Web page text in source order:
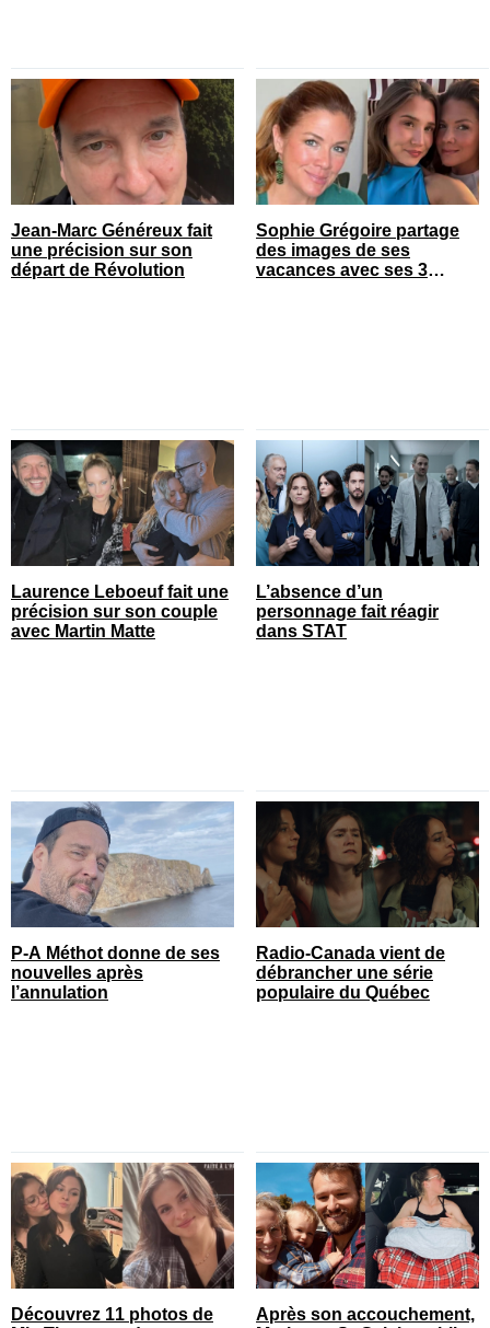
Jean-Marc Généreux fait
une précision sur son
départ de Révolution
Sophie Grégoire partage
des images de ses
vacances avec ses 3
Laurence Leboeuf fait une
précision sur son couple
avec Martin Matte
L’absence d’un
personnage fait réagir
dans STAT
P-A Méthot donne de ses
nouvelles après
l’annulation
Radio-Canada vient de
débrancher une série
populaire du Québec
Découvrez 11 photos de
Après son accouchement,